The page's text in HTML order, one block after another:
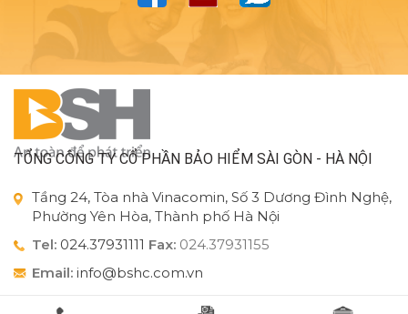
TỔNG CÔNG TY CỔ PHẦN BẢO HIỂM SÀI GÒN - HÀ NỘI
Tầng 24, Tòa nhà Vinacomin, Số 3 Dương Đình Nghệ,
Phường Yên Hòa, Thành phố Hà Nội
Tel: 024.37931111 Fax: 024.37931155
Email: info@bshc.com.vn